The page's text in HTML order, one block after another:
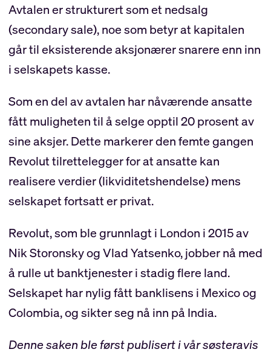
Avtalen er strukturert som et nedsalg
(secondary sale), noe som betyr at kapitalen
går til eksisterende aksjonærer snarere enn inn
i selskapets kasse.
Som en del av avtalen har nåværende ansatte
fått muligheten til å selge opptil 20 prosent av
sine aksjer. Dette markerer den femte gangen
Revolut tilrettelegger for at ansatte kan
realisere verdier (likviditetshendelse) mens
selskapet fortsatt er privat.
Revolut, som ble grunnlagt i London i 2015 av
Nik Storonsky og Vlad Yatsenko, jobber nå med
å rulle ut banktjenester i stadig flere land.
Selskapet har nylig fått banklisens i Mexico og
Colombia, og sikter seg nå inn på India.
Denne saken ble først publisert i vår søsteravis